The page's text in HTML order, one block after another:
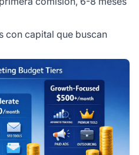
con capital que buscan